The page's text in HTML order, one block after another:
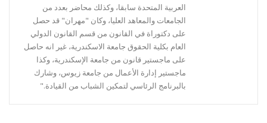
العربية المتحدة سابقا، وكذلك محاضر بعدد من
الجامعات والمعاهد العليا، وكان "مهران" قد حصل
على دكتوراة في القانون من قسم القانون الدولي
العام بكلية الحقوق جامعة الاسكندرية، غير انه حاصل
على ماجستير قانون من جامعة الإسكندرية، وكذا
ماجستير إدارة الأعمال من جامعة زيوس، وشارك
بالبرنامج الرئاسي لتمكين الشباب من القيادة."